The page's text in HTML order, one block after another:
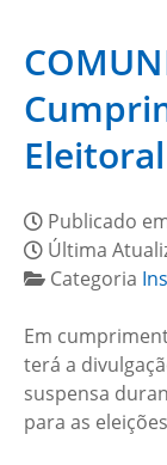
Eleitoral
Publicado
Última
Categoria
Em
terá a
suspensa
para as